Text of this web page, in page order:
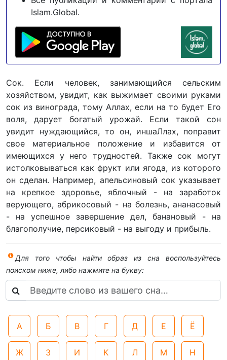
Islam.Global.
Сок. Если человек, занимающийся сельским
хозяйством, увидит, как выжимает своими руками
сок из винограда, тому Аллах, если на то будет Его
воля, дарует богатый урожай. Если такой сон
увидит нуждающийся, то он, иншаЛлах, поправит
свое материальное положение и избавится от
имеющихся у него трудностей. Также сок могут
истолковываться как фрукт или ягода, из которого
он сделан. Например, апельсиновый сок указывает
на крепкое здоровье, яблочный - на заработок
верующего, абрикосовый - на болезнь, ананасовый
- на успешное завершение дел, банановый - на
благополучие, персиковый - на выгоду и прибыль.
Для того чтобы найти образ из сна воспользуйтесь
поиском ниже, либо нажмите на букву:
А Б В Г Д Е Ё
Ж З И К Л М Н